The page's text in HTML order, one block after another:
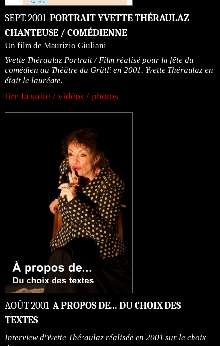
SEPT. 2001 PORTRAIT YVETTE THÉRAULAZ
CHANTEUSE / COMÉDIENNE
Un film de Maurizio Giuliani
Yvette Théraulaz Portrait / Film réalisé pour la fête du
comédien au Théâtre du Grütli en 2001. Yvette Théraulaz en
était la lauréate.
lire la suite / vidéos / photos
AOÛT 2001 A PROPOS DE... DU CHOIX DES
TEXTES
Interview d'Yvette Théraulaz réalisée en 2001 sur le choix